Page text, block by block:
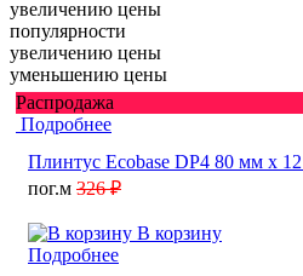
увеличению цены
популярности
увеличению цены
уменьшению цены
Распродажа
Подробнее
Плинтус Ecobase DP4 80 мм х
пог.м 326 ₽
В корзину
Подробнее